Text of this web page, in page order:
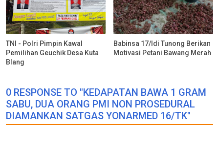
TNI - Polri Pimpin Kawal
Pemilihan Geuchik Desa Kuta
Blang
Babinsa 17/Idi Tunong Berikan
Motivasi Petani Bawang Merah
0 RESPONSE TO "KEDAPATAN BAWA 1 GRAM
SABU, DUA ORANG PMI NON PROSEDURAL
DIAMANKAN SATGAS YONARMED 16/TK"